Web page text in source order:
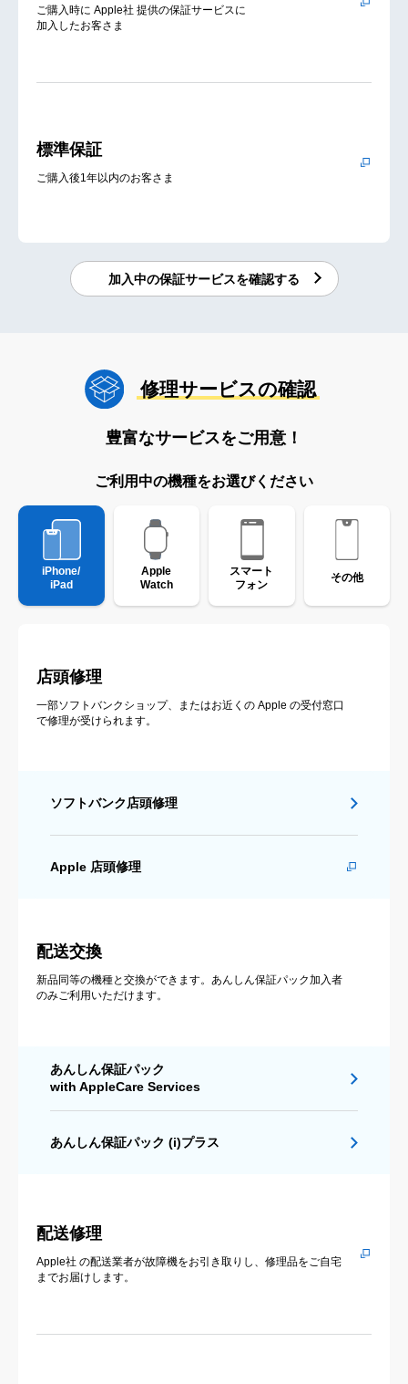
ご購入時に Apple社 提供の保証サービスに
加入したお客さま
標準保証
ご購入後1年以内のお客さま
加入中の保証サービスを確認する
修理サービスの確認
豊富なサービスをご用意！
ご利用中の機種をお選びください
iPhone/
iPad
Apple
Watch
スマート
フォン
その他
店頭修理
一部ソフトバンクショップ、またはお近くの Apple の受付窓口
で修理が受けられます。
ソフトバンク店頭修理
Apple 店頭修理
配送交換
新品同等の機種と交換ができます。あんしん保証パック加入者
のみご利用いただけます。
あんしん保証パック
with AppleCare Services
あんしん保証パック (i)プラス
配送修理
Apple社 の配送業者が故障機をお引き取りし、修理品をご自宅
までお届けします。